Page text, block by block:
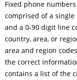
Fixed phone
comprised of a single
and a 0-90 digit line
country, area, or
area and region
the correct
contains a list of the